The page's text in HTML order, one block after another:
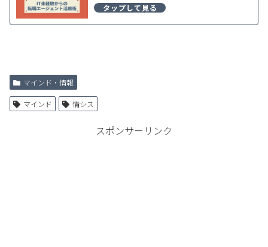
マインド・情報
マインド 情シス
スポンサーリンク